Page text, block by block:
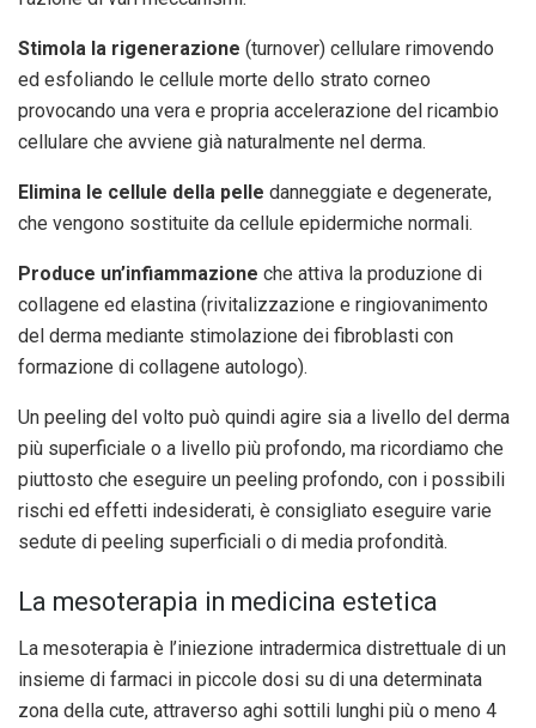
Stimola la rigenerazione (turnover) cellulare rimovendo
ed esfoliando le cellule morte dello strato corneo
provocando una vera e propria accelerazione del ricambio
cellulare che avviene già naturalmente nel derma.
Elimina le cellule della pelle danneggiate e degenerate,
che vengono sostituite da cellule epidermiche normali.
Produce un’infiammazione che attiva la produzione di
collagene ed elastina (rivitalizzazione e ringiovanimento
del derma mediante stimolazione dei fibroblasti con
formazione di collagene autologo).
Un peeling del volto può quindi agire sia a livello del derma
più superficiale o a livello più profondo, ma ricordiamo che
piuttosto che eseguire un peeling profondo, con i possibili
rischi ed effetti indesiderati, è consigliato eseguire varie
sedute di peeling superficiali o di media profondità.
La mesoterapia in medicina estetica
La mesoterapia è l’iniezione intradermica distrettuale di un
insieme di farmaci in piccole dosi su di una determinata
zona della cute, attraverso aghi sottili lunghi più o meno 4